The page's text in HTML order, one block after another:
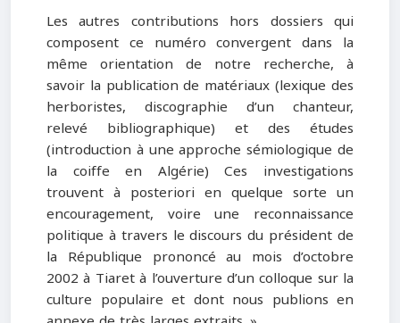
Les autres contributions hors dossiers qui
composent ce numéro convergent dans la
même orientation de notre recherche, à
savoir la publication de matériaux (lexique des
herboristes, discographie d’un chanteur,
relevé bibliographique) et des études
(introduction à une approche sémiologique de
la coiffe en Algérie) Ces investigations
trouvent à posteriori en quelque sorte un
encouragement, voire une reconnaissance
politique à travers le discours du président de
la République prononcé au mois d’octobre
2002 à Tiaret à l’ouverture d’un colloque sur la
culture populaire et dont nous publions en